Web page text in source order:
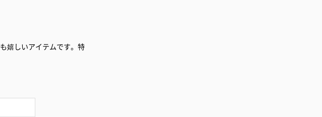
嬉しいアイテムです。特